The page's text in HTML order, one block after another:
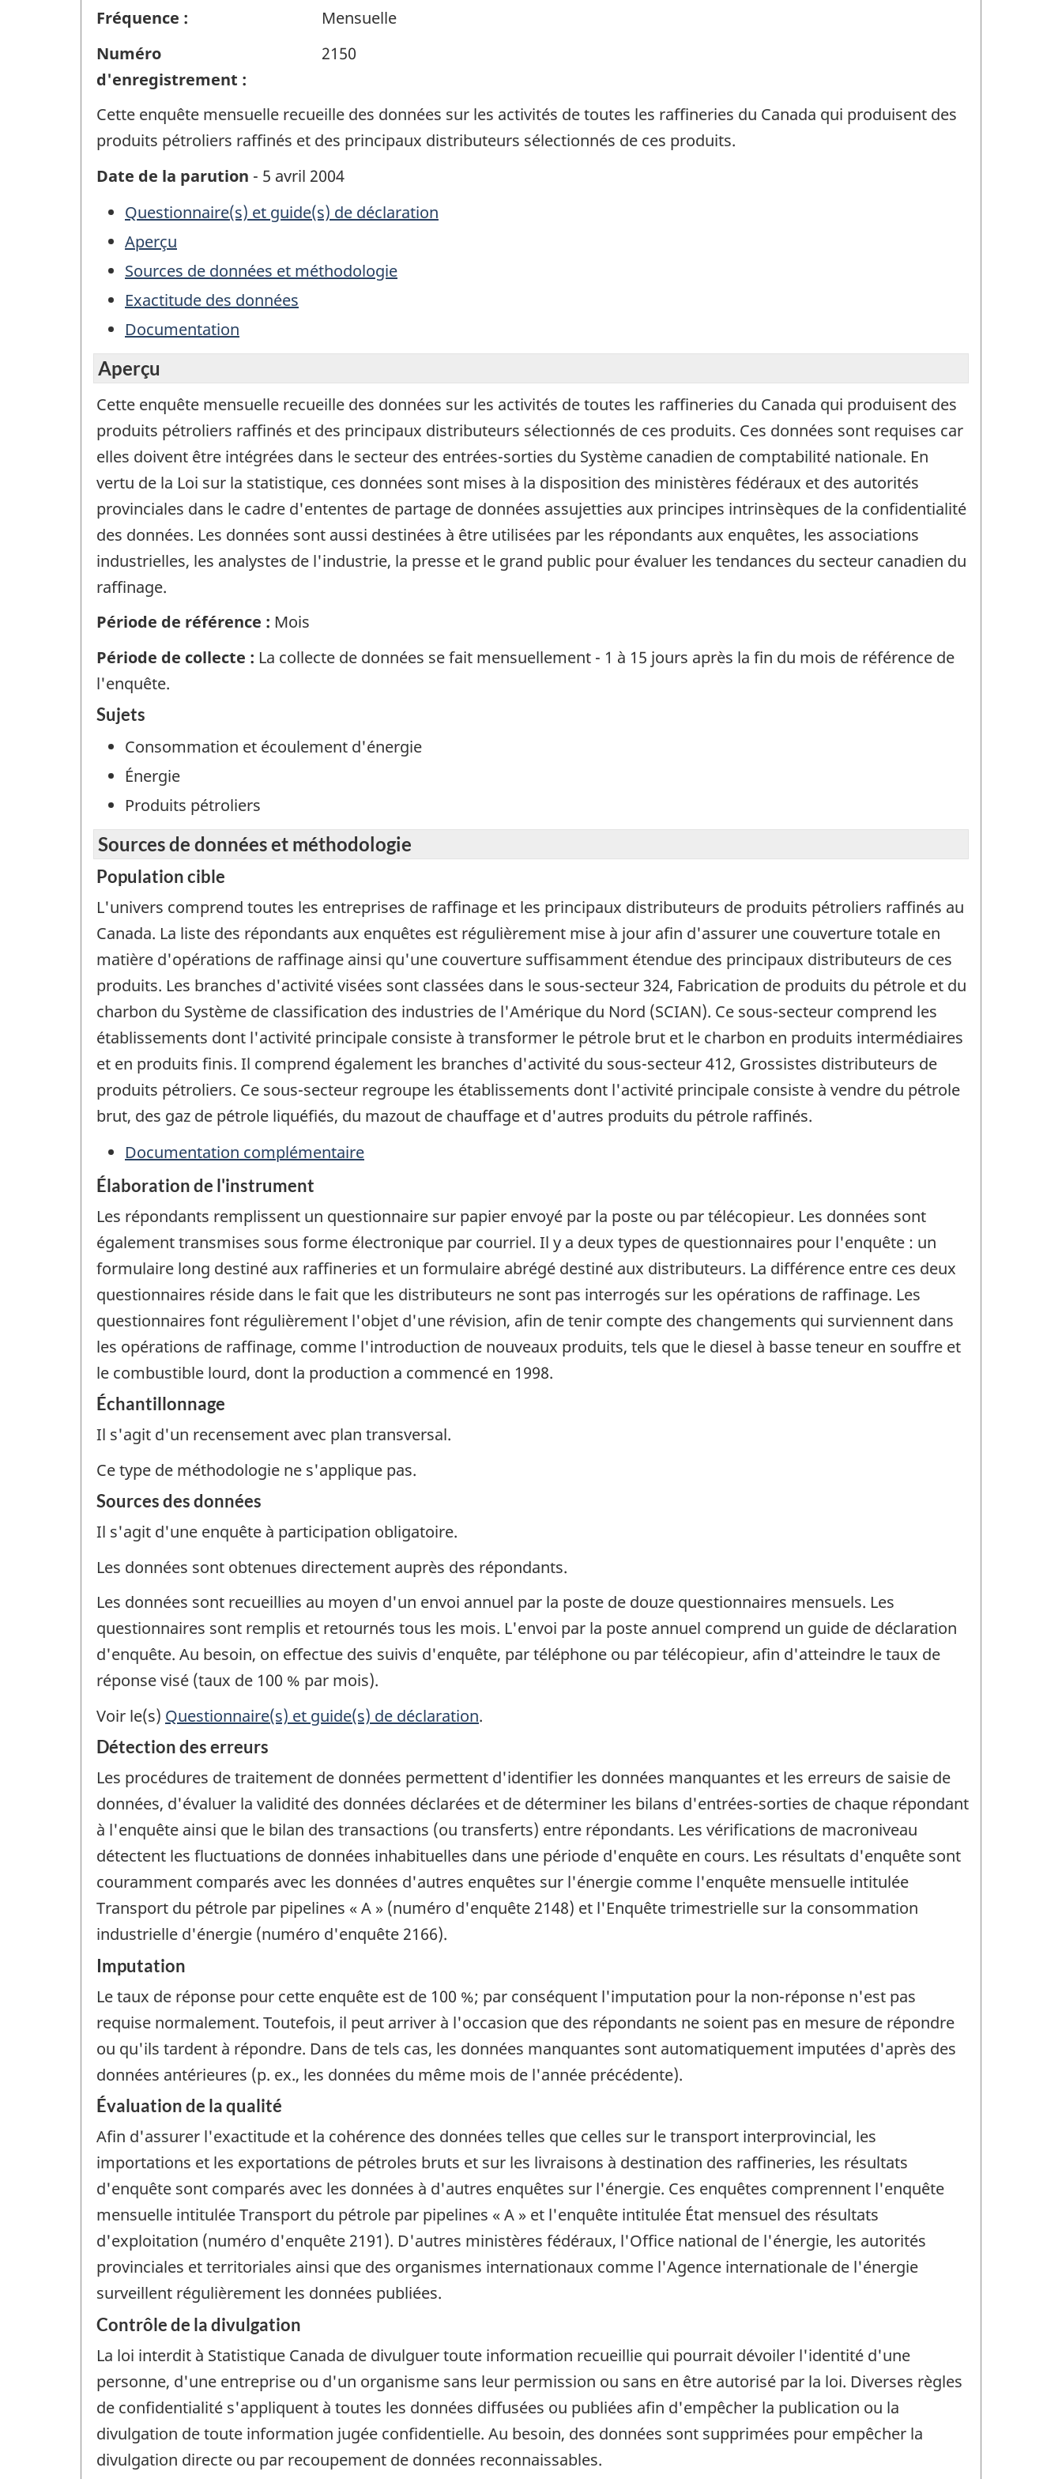
Fréquence :
Mensuelle
Numéro
d'enregistrement :
2150
Cette enquête mensuelle recueille des données sur les activités de toutes les raffineries du Canada qui produisent des
produits pétroliers raffinés et des principaux distributeurs sélectionnés de ces produits.
Date de la parution - 5 avril 2004
Questionnaire(s) et guide(s) de déclaration
Aperçu
Sources de données et méthodologie
Exactitude des données
Documentation
Aperçu
Cette enquête mensuelle recueille des données sur les activités de toutes les raffineries du Canada qui produisent des
produits pétroliers raffinés et des principaux distributeurs sélectionnés de ces produits. Ces données sont requises car
elles doivent être intégrées dans le secteur des entrées-sorties du Système canadien de comptabilité nationale. En
vertu de la Loi sur la statistique, ces données sont mises à la disposition des ministères fédéraux et des autorités
provinciales dans le cadre d'ententes de partage de données assujetties aux principes intrinsèques de la confidentialité
des données. Les données sont aussi destinées à être utilisées par les répondants aux enquêtes, les associations
industrielles, les analystes de l'industrie, la presse et le grand public pour évaluer les tendances du secteur canadien du
raffinage.
Période de référence : Mois
Période de collecte : La collecte de données se fait mensuellement - 1 à 15 jours après la fin du mois de référence de
l'enquête.
Sujets
Consommation et écoulement d'énergie
Énergie
Produits pétroliers
Sources de données et méthodologie
Population cible
L'univers comprend toutes les entreprises de raffinage et les principaux distributeurs de produits pétroliers raffinés au
Canada. La liste des répondants aux enquêtes est régulièrement mise à jour afin d'assurer une couverture totale en
matière d'opérations de raffinage ainsi qu'une couverture suffisamment étendue des principaux distributeurs de ces
produits. Les branches d'activité visées sont classées dans le sous-secteur 324, Fabrication de produits du pétrole et du
charbon du Système de classification des industries de l'Amérique du Nord (SCIAN). Ce sous-secteur comprend les
établissements dont l'activité principale consiste à transformer le pétrole brut et le charbon en produits intermédiaires
et en produits finis. Il comprend également les branches d'activité du sous-secteur 412, Grossistes distributeurs de
produits pétroliers. Ce sous-secteur regroupe les établissements dont l'activité principale consiste à vendre du pétrole
brut, des gaz de pétrole liquéfiés, du mazout de chauffage et d'autres produits du pétrole raffinés.
Documentation complémentaire
Élaboration de l'instrument
Les répondants remplissent un questionnaire sur papier envoyé par la poste ou par télécopieur. Les données sont
également transmises sous forme électronique par courriel. Il y a deux types de questionnaires pour l'enquête : un
formulaire long destiné aux raffineries et un formulaire abrégé destiné aux distributeurs. La différence entre ces deux
questionnaires réside dans le fait que les distributeurs ne sont pas interrogés sur les opérations de raffinage. Les
questionnaires font régulièrement l'objet d'une révision, afin de tenir compte des changements qui surviennent dans
les opérations de raffinage, comme l'introduction de nouveaux produits, tels que le diesel à basse teneur en souffre et
le combustible lourd, dont la production a commencé en 1998.
Échantillonnage
Il s'agit d'un recensement avec plan transversal.
Ce type de méthodologie ne s'applique pas.
Sources des données
Il s'agit d'une enquête à participation obligatoire.
Les données sont obtenues directement auprès des répondants.
Les données sont recueillies au moyen d'un envoi annuel par la poste de douze questionnaires mensuels. Les
questionnaires sont remplis et retournés tous les mois. L'envoi par la poste annuel comprend un guide de déclaration
d'enquête. Au besoin, on effectue des suivis d'enquête, par téléphone ou par télécopieur, afin d'atteindre le taux de
réponse visé (taux de 100 % par mois).
Voir le(s) Questionnaire(s) et guide(s) de déclaration.
Détection des erreurs
Les procédures de traitement de données permettent d'identifier les données manquantes et les erreurs de saisie de
données, d'évaluer la validité des données déclarées et de déterminer les bilans d'entrées-sorties de chaque répondant
à l'enquête ainsi que le bilan des transactions (ou transferts) entre répondants. Les vérifications de macroniveau
détectent les fluctuations de données inhabituelles dans une période d'enquête en cours. Les résultats d'enquête sont
couramment comparés avec les données d'autres enquêtes sur l'énergie comme l'enquête mensuelle intitulée
Transport du pétrole par pipelines « A » (numéro d'enquête 2148) et l'Enquête trimestrielle sur la consommation
industrielle d'énergie (numéro d'enquête 2166).
Imputation
Le taux de réponse pour cette enquête est de 100 %; par conséquent l'imputation pour la non-réponse n'est pas
requise normalement. Toutefois, il peut arriver à l'occasion que des répondants ne soient pas en mesure de répondre
ou qu'ils tardent à répondre. Dans de tels cas, les données manquantes sont automatiquement imputées d'après des
données antérieures (p. ex., les données du même mois de l'année précédente).
Évaluation de la qualité
Afin d'assurer l'exactitude et la cohérence des données telles que celles sur le transport interprovincial, les
importations et les exportations de pétroles bruts et sur les livraisons à destination des raffineries, les résultats
d'enquête sont comparés avec les données à d'autres enquêtes sur l'énergie. Ces enquêtes comprennent l'enquête
mensuelle intitulée Transport du pétrole par pipelines « A » et l'enquête intitulée État mensuel des résultats
d'exploitation (numéro d'enquête 2191). D'autres ministères fédéraux, l'Office national de l'énergie, les autorités
provinciales et territoriales ainsi que des organismes internationaux comme l'Agence internationale de l'énergie
surveillent régulièrement les données publiées.
Contrôle de la divulgation
La loi interdit à Statistique Canada de divulguer toute information recueillie qui pourrait dévoiler l'identité d'une
personne, d'une entreprise ou d'un organisme sans leur permission ou sans en être autorisé par la loi. Diverses règles
de confidentialité s'appliquent à toutes les données diffusées ou publiées afin d'empêcher la publication ou la
divulgation de toute information jugée confidentielle. Au besoin, des données sont supprimées pour empêcher la
divulgation directe ou par recoupement de données reconnaissables.